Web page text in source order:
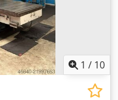
1 / 10